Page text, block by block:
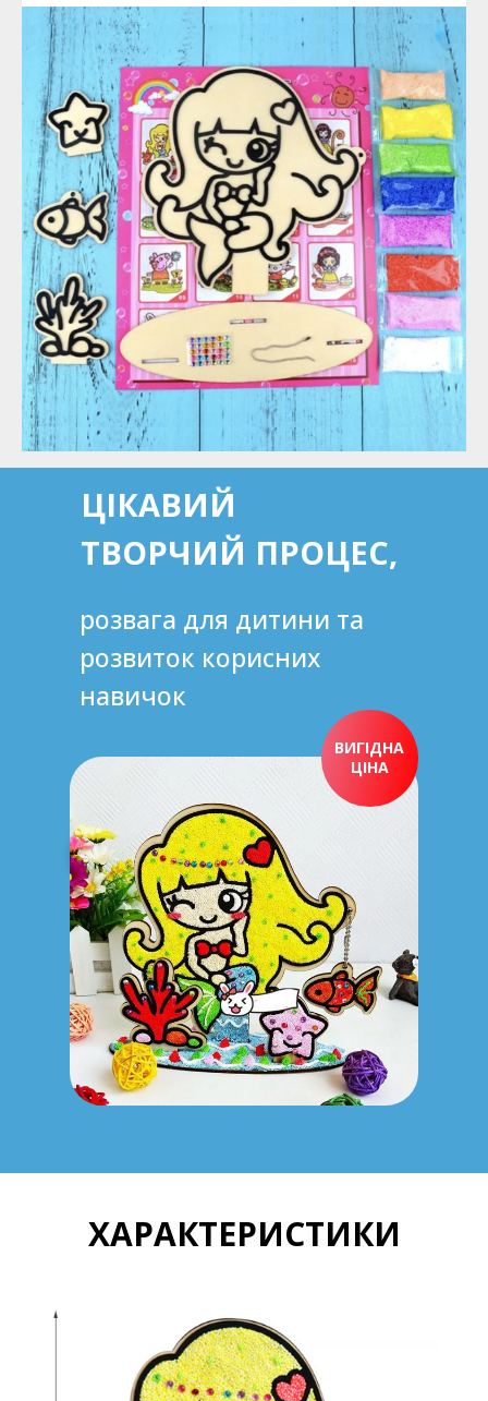
ПРИДБАТИ ЗАРАЗ
ЦІКАВИЙ
ТВОРЧИЙ ПРОЦЕС,
розвага для дитини та
розвиток корисних
навичок
ВИГІДНА
ЦІНА
ХАРАКТЕРИСТИКИ